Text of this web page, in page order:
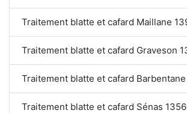
Traitement blatte et cafard Maillane
Traitement blatte et cafard Graveson
Traitement blatte et cafard
Traitement blatte et cafard Sénas